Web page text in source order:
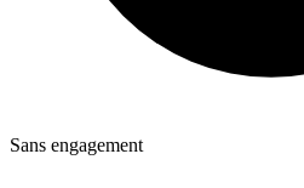
Sans engagement